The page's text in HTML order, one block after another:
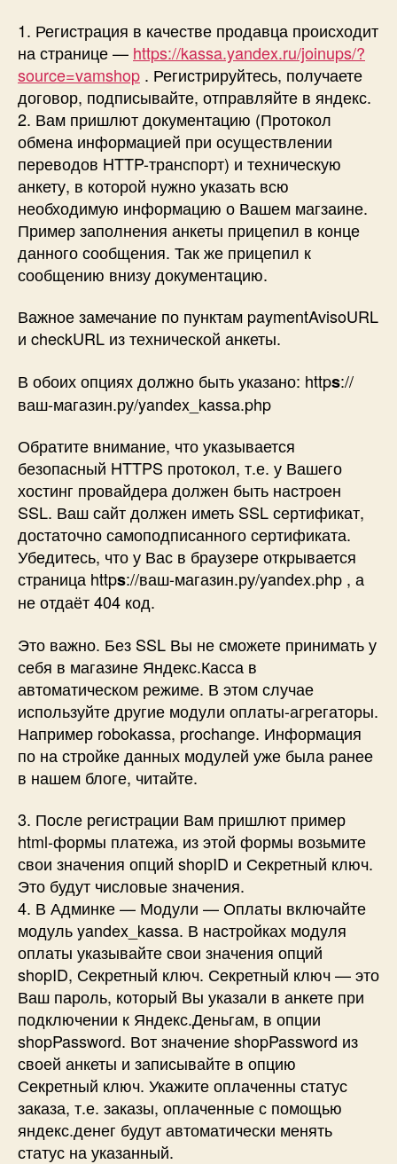
1. Регистрация в качестве продавца происходит
на странице — https://kassa.yandex.ru/joinups/?
source=vamshop . Регистрируйтесь, получаете
договор, подписывайте, отправляйте в яндекс.
2. Вам пришлют документацию (Протокол
обмена информацией при осуществлении
переводов HTTP-транспорт) и техническую
анкету, в которой нужно указать всю
необходимую информацию о Вашем магзаине.
Пример заполнения анкеты прицепил в конце
данного сообщения. Так же прицепил к
сообщению внизу документацию.
Важное замечание по пунктам paymentAvisoURL
и checkURL из технической анкеты.
В обоих опциях должно быть указано: https://
ваш-магазин.ру/yandex_kassa.php
Обратите внимание, что указывается
безопасный HTTPS протокол, т.е. у Вашего
хостинг провайдера должен быть настроен
SSL. Ваш сайт должен иметь SSL сертификат,
достаточно самоподписанного сертификата.
Убедитесь, что у Вас в браузере открывается
страница https://ваш-магазин.ру/yandex.php , а
не отдаёт 404 код.
Это важно. Без SSL Вы не сможете принимать у
себя в магазине Яндекс.Касса в
автоматическом режиме. В этом случае
используйте другие модули оплаты-агрегаторы.
Например robokassa, prochange. Информация
по на стройке данных модулей уже была ранее
в нашем блоге, читайте.
3. После регистрации Вам пришлют пример
html-формы платежа, из этой формы возьмите
свои значения опций shopID и Секретный ключ.
Это будут числовые значения.
4. В Админке — Модули — Оплаты включайте
модуль yandex_kassa. В настройках модуля
оплаты указывайте свои значения опций
shopID, Секретный ключ. Секретный ключ — это
Ваш пароль, который Вы указали в анкете при
подключении к Яндекс.Деньгам, в опции
shopPassword. Вот значение shopPassword из
своей анкеты и записывайте в опцию
Секретный ключ. Укажите оплаченны статус
заказа, т.е. заказы, оплаченные с помощью
яндекс.денег будут автоматически менять
статус на указанный.